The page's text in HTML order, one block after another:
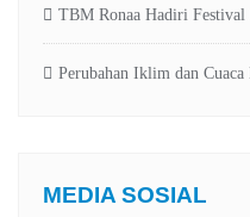
TBM Ronaa Hadiri
Perubahan Iklim dan
MEDIA SOSIAL